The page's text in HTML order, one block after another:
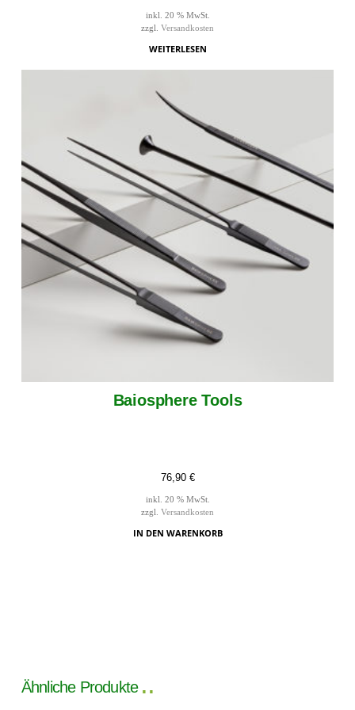
inkl. 20 % MwSt.
zzgl. Versandkosten
WEITERLESEN
Baiosphere Tools
76,90 €
inkl. 20 % MwSt.
zzgl. Versandkosten
IN DEN WARENKORB
Ähnliche Produkte